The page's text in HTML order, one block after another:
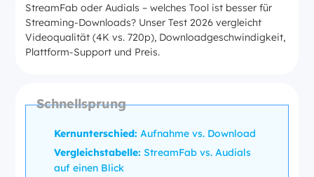
StreamFab oder Audials – welches Tool ist besser für
Streaming-Downloads? Unser Test 2026 vergleicht
Videoqualität (4K vs. 720p), Downloadgeschwindigkeit,
Plattform-Support und Preis.
Schnellsprung
Kernunterschied: Aufnahme vs. Download
Vergleichstabelle: StreamFab vs. Audials
auf einen Blick